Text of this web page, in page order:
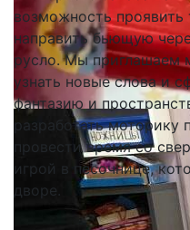
возможность проявить
направить бьющую
русло. Мы приглашаем
узнать новые слова и
фантазию и
разработать моторику
провести время со
игрой в песочнице,
дворе.